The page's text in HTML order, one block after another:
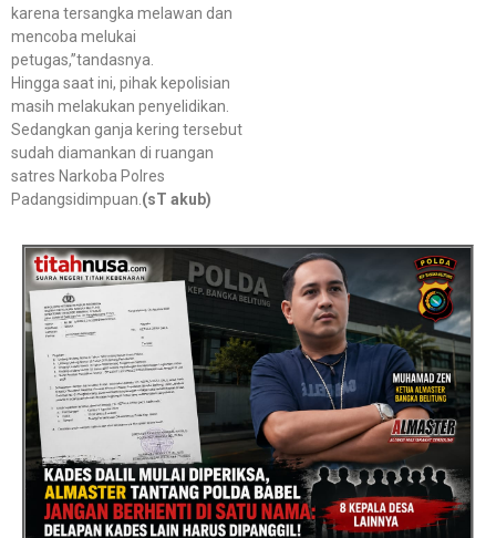
karena tersangka melawan dan
mencoba melukai
petugas,”tandasnya.
Hingga saat ini, pihak kepolisian
masih melakukan penyelidikan.
Sedangkan ganja kering tersebut
sudah diamankan di ruangan
satres Narkoba Polres
Padangsidimpuan. (sT akub)